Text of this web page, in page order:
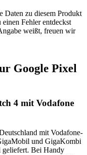
Daten zu diesem Produkt
Fehler entdeckst
weißt, freuen wir
Google Pixel
4 mit Vodafone
mit Vodafone-
und GigaKombi
geliefert. Bei Handy